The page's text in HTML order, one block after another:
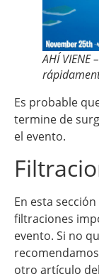
AHÍ VIENE
Es probable
termine de
el evento.
En esta
filtraciones
evento. Si no
otro artículo